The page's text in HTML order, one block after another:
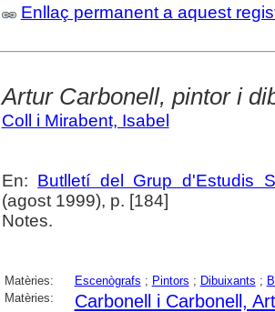
Enllaç permanent a aquest
Artur Carbonell, pintor i
Coll i Mirabent, Isabel
En: Butlletí del Grup d'Estudis
(agost 1999), p. [184]
Notes.
Matèries: Escenògrafs ; Pintors ; Dibuixants ;
Matèries:
Carbonell i Carbonell,